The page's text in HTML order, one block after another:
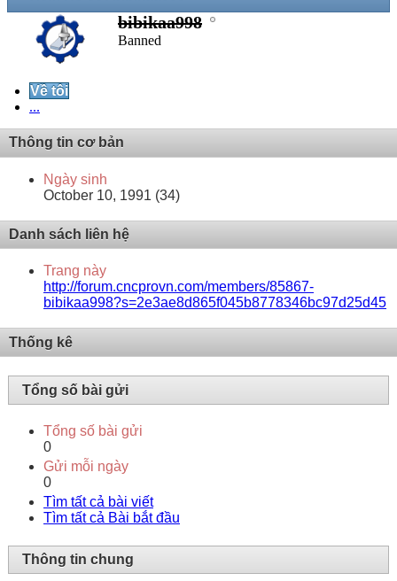
bibikaa998
Banned
Về tôi
...
Thông tin cơ bản
Ngày sinh
October 10, 1991 (34)
Danh sách liên hệ
Trang này
http://forum.cncprovn.com/members/85867-
bibikaa998?s=2e3ae8d865f045b8778346bc97d25d45
Thống kê
Tổng số bài gửi
Tổng số bài gửi
0
Gửi mỗi ngày
0
Tìm tất cả bài viết
Tìm tất cả Bài bắt đầu
Thông tin chung